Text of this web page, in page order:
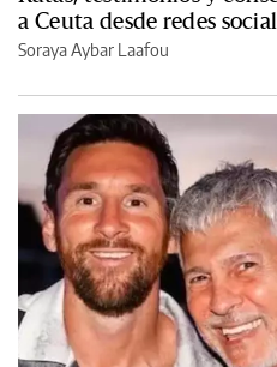
a Ceuta desde redes
Soraya Aybar Laafou